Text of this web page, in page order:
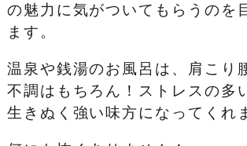
の魅力に気がついてもらうのを
ます。
温泉や銭湯のお風呂は、肩こり
不調はもちろん！ストレスの多
生きぬく強い味方になってくれ